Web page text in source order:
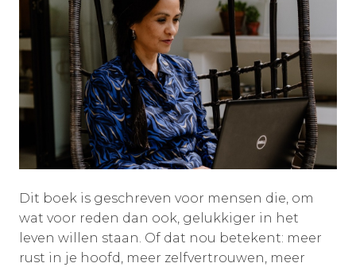
Dit boek is geschreven voor mensen die, om
wat voor reden dan ook, gelukkiger in het
leven willen staan. Of dat nou betekent: meer
rust in je hoofd, meer zelfvertrouwen, meer